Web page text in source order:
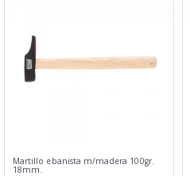
Martillo ebanista m/madera 100gr.
18mm.